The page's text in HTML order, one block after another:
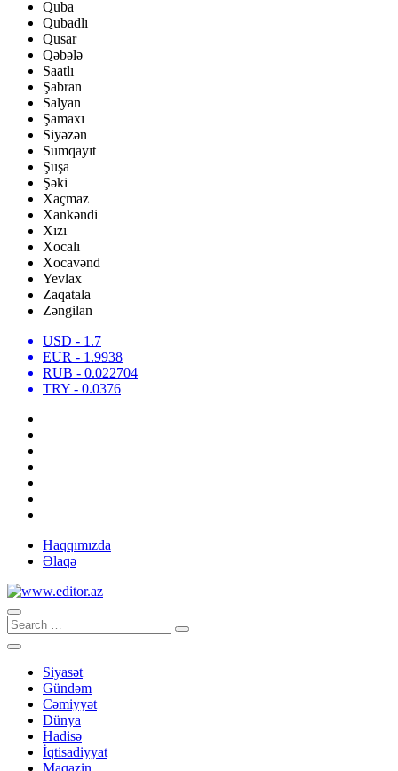
Quba
Qubadlı
Qusar
Qəbələ
Saatlı
Şabran
Salyan
Şamaxı
Siyəzən
Sumqayıt
Şuşa
Şəki
Xaçmaz
Xankəndi
Xızı
Xocalı
Xocavənd
Yevlax
Zaqatala
Zəngilan
USD - 1.7
EUR - 1.9938
RUB - 0.022704
TRY - 0.0376
Haqqımızda
Əlaqə
Siyasət
Gündəm
Cəmiyyət
Dünya
Hadisə
İqtisadiyyat
Maqazin